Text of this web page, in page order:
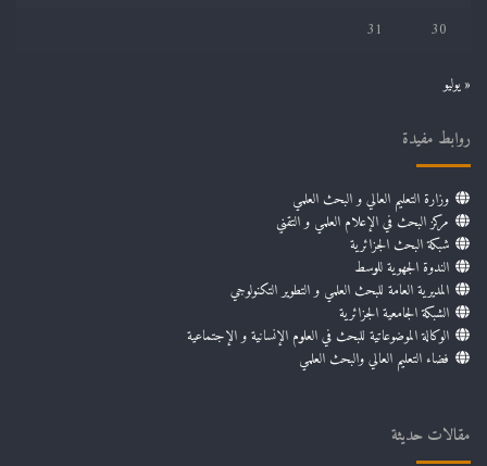
30
31
« يوليو
روابط مفيدة
وزارة التعليم العالي و البحث العلمي
مركز البحث في الإعلام العلمي و التقني
شبكة البحث الجزائرية
الندوة الجهوية للوسط
المديرية العامة للبحث العلمي و التطوير التكنولوجي
الشبكة الجامعية الجزائرية
الوكالة الموضوعاتية للبحث في العلوم الإنسانية و الإجتماعية
فضاء التعليم العالي والبحث العلمي
مقالات حديثة